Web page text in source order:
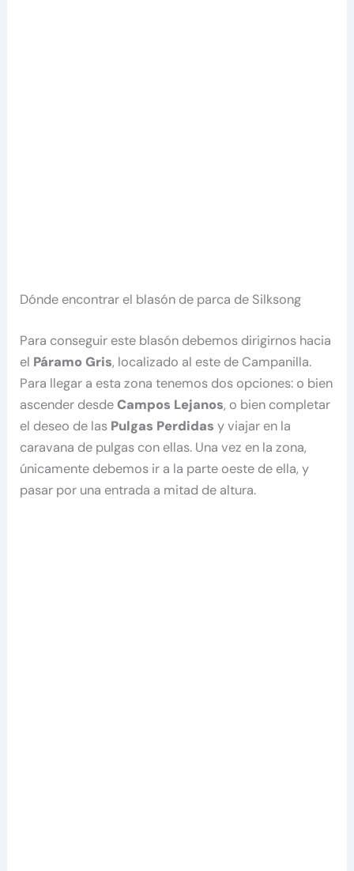
Dónde encontrar el blasón de parca de Silksong
Para conseguir este blasón debemos dirigirnos hacia
el Páramo Gris, localizado al este de Campanilla.
Para llegar a esta zona tenemos dos opciones: o bien
ascender desdeCampos Lejanos, o bien completar
el deseo de las Pulgas Perdidas y viajar en la
caravana de pulgas con ellas. Una vez en la zona,
únicamente debemos ir a la parte oeste de ella, y
pasar por una entrada a mitad de altura.